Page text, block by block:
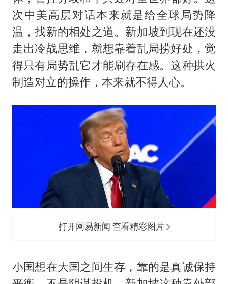
次中美高层对话本来就是给全球局势降
温，找新的相处之道。新加坡到现在还没
走出冷战思维，就想靠着乱局捞好处，觉
得只有局势乱它才能刷存在感。这种拱火
制造对立的操作，本来就不得人心。
打开网易新闻 查看精彩图片
小国想在大国之间生存，靠的是真诚保持